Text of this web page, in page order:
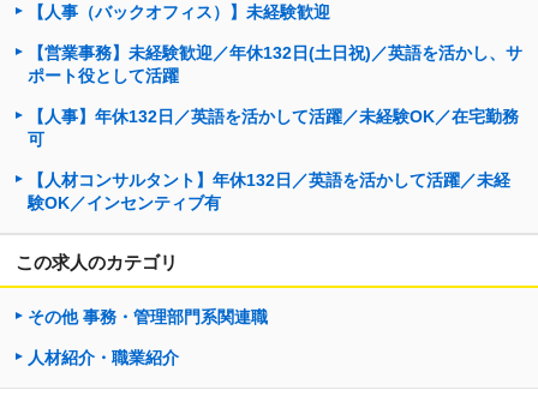
【人事（バックオフィス）】未経験歓迎
【営業事務】未経験歓迎／年休132日(土日祝)／英語を活かし、サ
ポート役として活躍
【人事】年休132日／英語を活かして活躍／未経験OK／在宅勤務
可
【人材コンサルタント】年休132日／英語を活かして活躍／未経
験OK／インセンティブ有
この求人のカテゴリ
その他 事務・管理部門系関連職
人材紹介・職業紹介